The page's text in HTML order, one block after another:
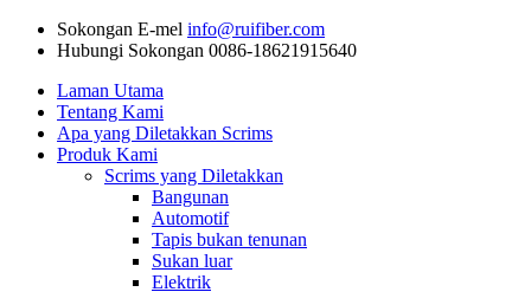
Sokongan E-mel info@ruifiber.com
Hubungi Sokongan 0086-18621915640
Laman Utama
Tentang Kami
Apa yang Diletakkan Scrims
Produk Kami
Scrims yang Diletakkan
Bangunan
Automotif
Tapis bukan tenunan
Sukan luar
Elektrik